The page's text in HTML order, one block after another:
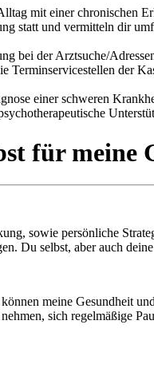
mit einer chronischen
statt und vermitteln dir
bei der Arztsuche/
Terminservicestellen der
einer schweren
für meine
sowie persönliche
Du selbst, aber auch
meine Gesundheit
sich regelmäßige